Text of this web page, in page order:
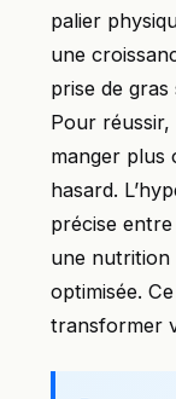
palier
une
prise de
Pour
manger plus
hasard.
précise
une nutrition
optimisée.
transformer